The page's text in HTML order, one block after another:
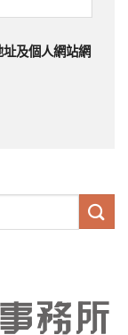
及個人網站網